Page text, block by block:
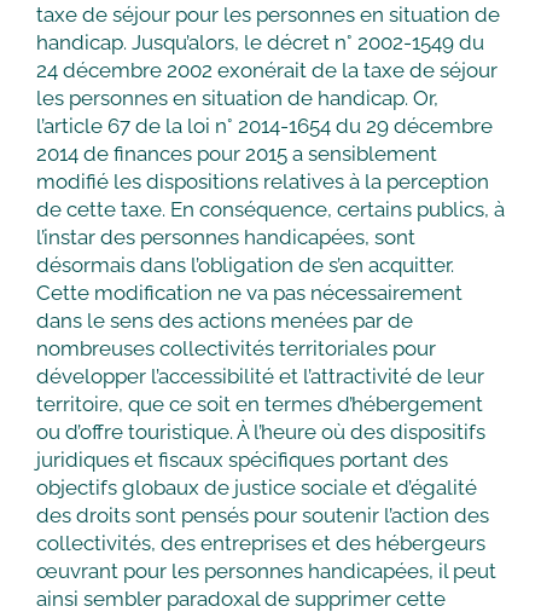
taxe de séjour pour les personnes en situation de
handicap. Jusqu’alors, le décret n° 2002-1549 du
24 décembre 2002 exonérait de la taxe de séjour
les personnes en situation de handicap. Or,
l’article 67 de la loi n° 2014-1654 du 29 décembre
2014 de finances pour 2015 a sensiblement
modifié les dispositions relatives à la perception
de cette taxe. En conséquence, certains publics, à
l’instar des personnes handicapées, sont
désormais dans l’obligation de s’en acquitter.
Cette modification ne va pas nécessairement
dans le sens des actions menées par de
nombreuses collectivités territoriales pour
développer l’accessibilité et l’attractivité de leur
territoire, que ce soit en termes d’hébergement
ou d’offre touristique. À l’heure où des dispositifs
juridiques et fiscaux spécifiques portant des
objectifs globaux de justice sociale et d’égalité
des droits sont pensés pour soutenir l’action des
collectivités, des entreprises et des hébergeurs
œuvrant pour les personnes handicapées, il peut
ainsi sembler paradoxal de supprimer cette